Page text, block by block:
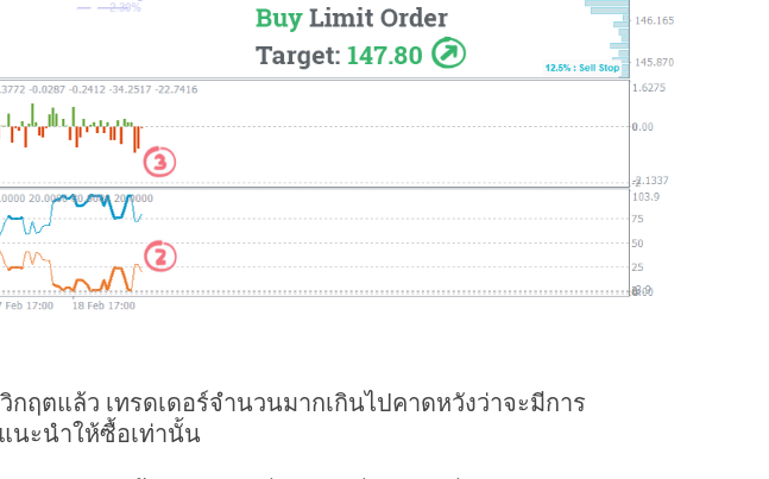
ฤตแล้ว เทรดเดอร์จำนวนมากเกินไปคาดหวังว่าจะมีการ
นะนำให้ซื้อเท่านั้น